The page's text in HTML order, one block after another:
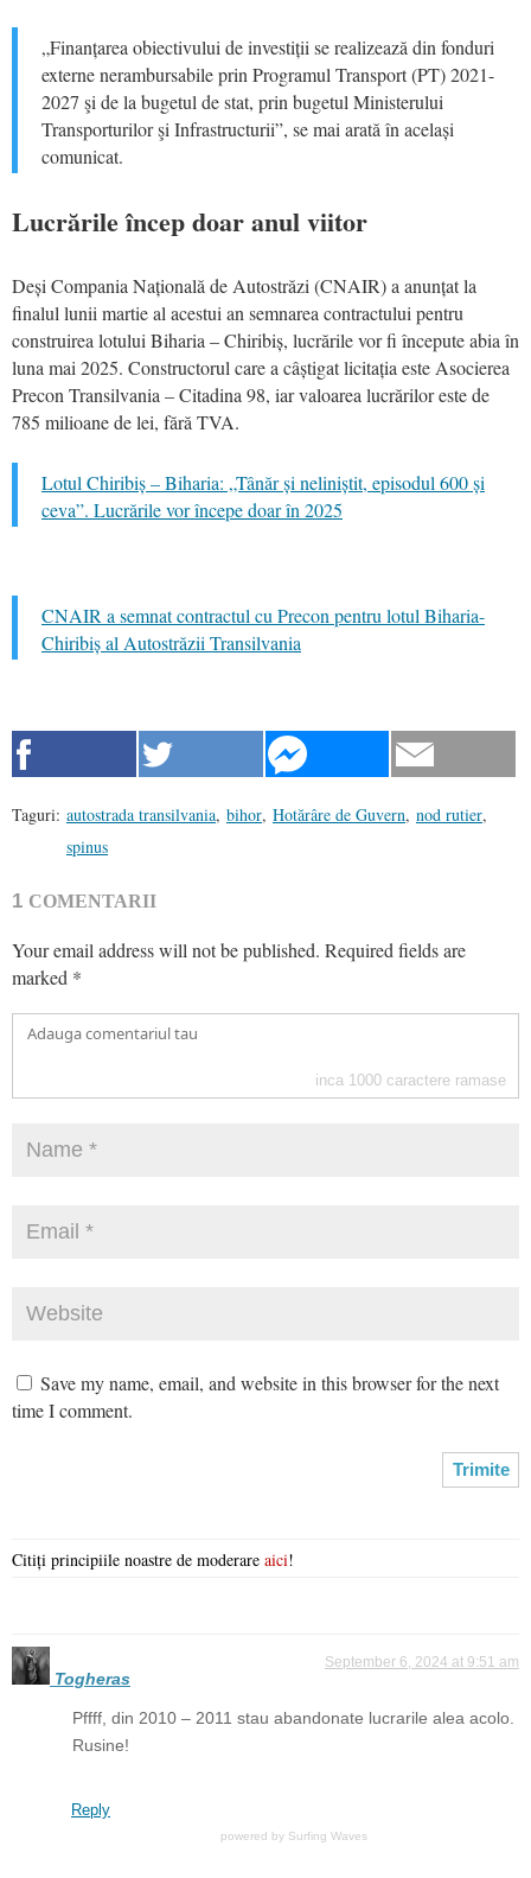
„Finanțarea obiectivului de investiții se realizează din fonduri
externe nerambursabile prin Programul Transport (PT) 2021-
2027 şi de la bugetul de stat, prin bugetul Ministerului
Transporturilor şi Infrastructurii”, se mai arată în același
comunicat.
Lucrările încep doar anul viitor
Deși Compania Națională de Autostrăzi (CNAIR) a anunțat la
finalul lunii martie al acestui an semnarea contractului pentru
construirea lotului Biharia – Chiribiș, lucrările vor fi începute abia în
luna mai 2025. Constructorul care a câștigat licitația este Asocierea
Precon Transilvania – Citadina 98, iar valoarea lucrărilor este de
785 milioane de lei, fără TVA.
Lotul Chiribiș – Biharia: „Tânăr și neliniștit, episodul 600 și
ceva”. Lucrările vor începe doar în 2025
CNAIR a semnat contractul cu Precon pentru lotul Biharia-
Chiribiș al Autostrăzii Transilvania
Taguri: autostrada transilvania, bihor, Hotărâre de Guvern, nod rutier,
spinus
1 COMENTARII
Your email address will not be published. Required fields are
marked *
inca 1000 caractere ramase
Save my name, email, and website in this browser for the next
time I comment.
Citiți principiile noastre de moderare aici!
Togheras
September 6, 2024 at 9:51 am
Pffff, din 2010 – 2011 stau abandonate lucrarile alea acolo.
Rusine!
Reply
powered by Surfing Waves